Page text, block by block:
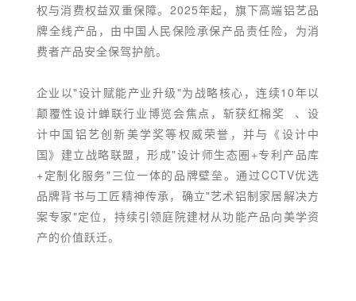
权与消费权益双重保障。2025年起，旗下高端铝艺品
牌全线产品，由中国人民保险承保产品责任险，为消
费者产品安全保驾护航。
企业以"设计赋能产业升级"为战略核心，连续10年以
颠覆性设计蝉联行业博览会焦点，斩获红棉奖
、设
计中国铝艺创新美学奖等权威荣誉，并与《设计中
国》建立战略联盟，形成"设计师生态圈+专利产品库
+定制化服务"三位一体的品牌壁垒。通过CCTV优选
品牌背书与工匠精神传承，确立"艺术铝制家居解决方
案专家"定位，持续引领庭院建材从功能产品向美学资
产的价值跃迁。